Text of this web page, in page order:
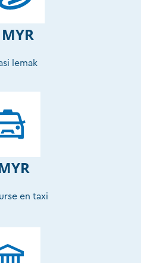
lemak
en taxi